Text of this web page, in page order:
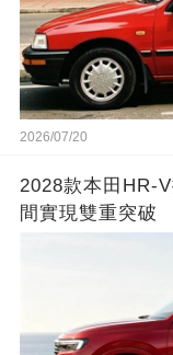
2026/07/20
2028款本田HR-
間實現雙重突破